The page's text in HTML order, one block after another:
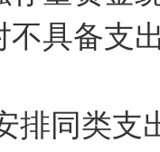
不具备支
同类支